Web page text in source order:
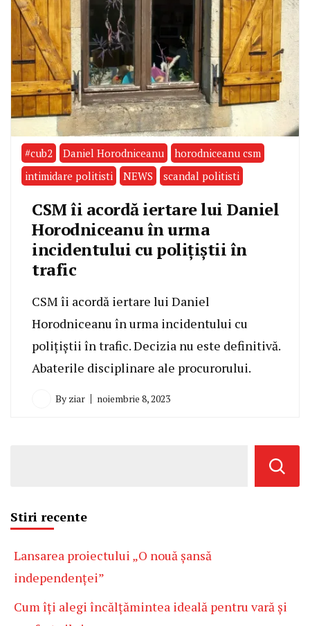
#cub2 Daniel Horodniceanu
horodniceanu csm
intimidare politisti
NEWS scandal politisti
CSM îi acordă iertare lui Daniel
Horodniceanu în urma
incidentului cu polițiștii în
trafic
CSM îi acordă iertare lui Daniel
Horodniceanu în urma incidentului cu
polițiștii în trafic. Decizia nu este definitivă.
Abaterile disciplinare ale procurorului.
By ziar noiembrie 8, 2023
Stiri recente
Lansarea proiectului „O nouă șansă
independenței”
Cum îți alegi încălțămintea ideală pentru vară și